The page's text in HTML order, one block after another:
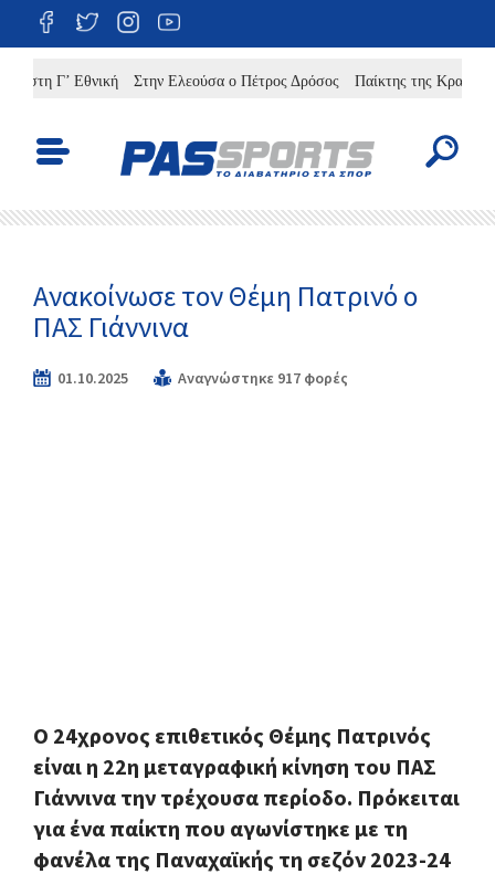
Γ’ Εθνική Στην Ελεούσα ο Πέτρος Δρόσος Παίκτης της Κρανούλας
Ανακοίνωσε τον Θέμη Πατρινό ο
ΠΑΣ Γιάννινα
01.10.2025 Αναγνώστηκε 917 φορές
O 24χρονος επιθετικός Θέμης Πατρινός
είναι η 22η μεταγραφική κίνηση του ΠΑΣ
Γιάννινα την τρέχουσα περίοδο. Πρόκειται
για ένα παίκτη που αγωνίστηκε με τη
φανέλα της Παναχαϊκής τη σεζόν 2023-24